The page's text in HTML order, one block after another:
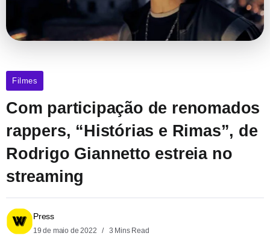
Filmes
Com participação de renomados
rappers, “Histórias e Rimas”, de
Rodrigo Giannetto estreia no
streaming
Press
19 de maio de 2022 3 Mins Read